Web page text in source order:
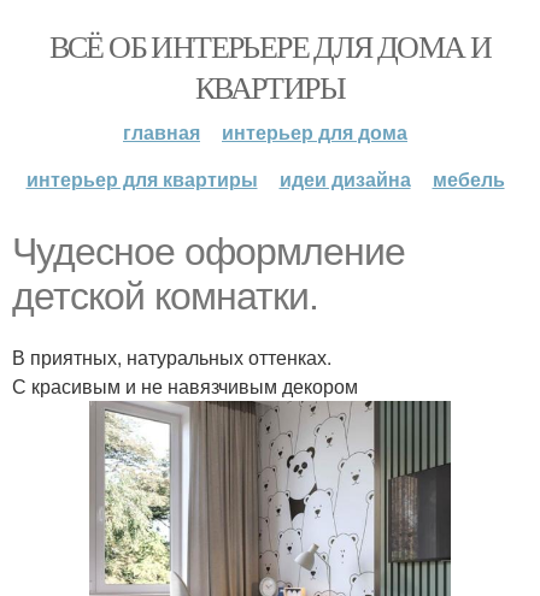
ВСЁ ОБ ИНТЕРЬЕРЕ ДЛЯ ДОМА И
КВАРТИРЫ
главная
интерьер для дома
интерьер для квартиры
идеи дизайна мебель
Чудесное оформление
детской комнатки.
В приятных, натуральных оттенках.
С красивым и не навязчивым декором